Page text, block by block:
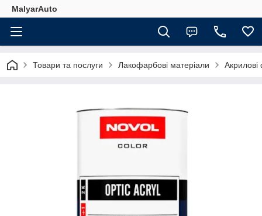
MalyarAuto
Товари та послуги Лакофарбові матеріали